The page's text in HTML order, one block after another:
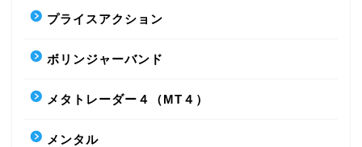
プライスアクション
ボリンジャーバンド
メタトレーダー４（MT４）
メンタル